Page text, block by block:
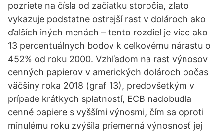
pozriete na čísla od začiatku storočia, zlato
vykazuje podstatne ostrejší rast v dolároch ako
ďalších iných menách – tento rozdiel je viac ako
13 percentuálnych bodov k celkovému nárastu o
452% od roku 2000. Vzhľadom na rast výnosov
cenných papierov v amerických dolároch počas
väčšiny roka 2018 (graf 13), predovšetkým v
prípade krátkych splatností, ECB nadobudla
cenné papiere s vyššími výnosmi, čím sa oproti
minulému roku zvýšila priemerná výnosnosť jej